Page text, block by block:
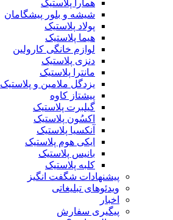
همارا پلاستیک
شیشه و بلور پیشگامان
پولاد پلاستیک
هیما پلاستیک
لوازم خانگی کارولین
دنزی پلاستیک
مانترا پلاستیک
یزدگل ملامین و پلاستیک
پیشتاز کاوه
گیلبرت پلاستیک
اکسُون پلاستیک
آنکسیا پلاستیک
ایکی هوم پلاستیک
بانیس پلاستیک
کلبه پلاستیک
پیشنهادات شگفت انگیز
ویدئوهای تبلیغاتی
اخبار
پیگیری سفارش